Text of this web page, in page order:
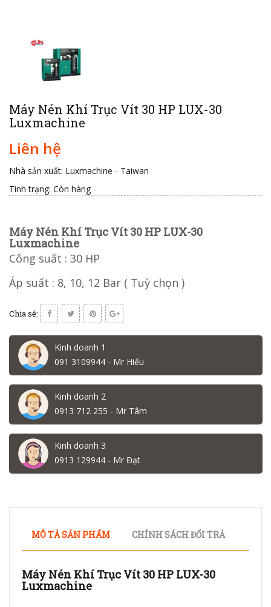
Máy Nén Khí Trục Vít 30 HP LUX-30
Luxmachine
Liên hệ
Nhà sản xuất: Luxmachine - Taiwan
Tình trạng: Còn hàng
Máy Nén Khí Trục Vít 30 HP LUX-30
Luxmachine
Công suất : 30 HP
Áp suất : 8, 10, 12 Bar ( Tuỳ chọn )
Chia sẻ:
Kinh doanh 1
091 3109944 - Mr Hiếu
Kinh doanh 2
0913 712 255 - Mr Tâm
Kinh doanh 3
0913 129944 - Mr Đạt
MÔ TẢ SẢN PHẨM CHÍNH SÁCH ĐỔI TRẢ
Máy Nén Khí Trục Vít 30 HP LUX-30
Luxmachine